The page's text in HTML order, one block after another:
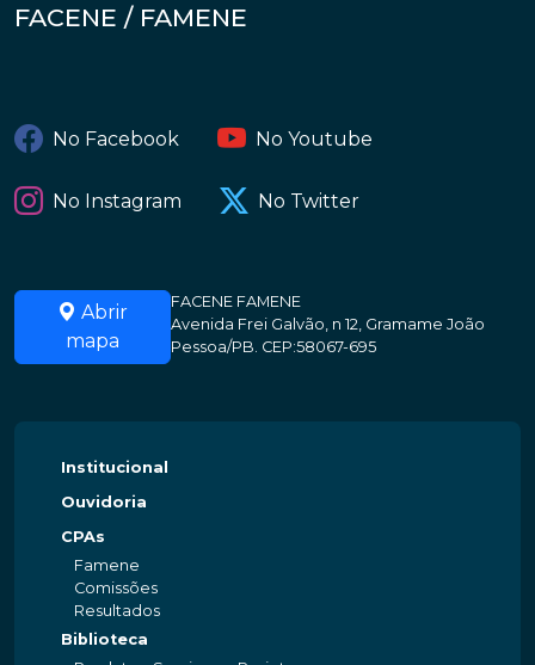
FACENE / FAMENE
No Facebook No Youtube
No Instagram No Twitter
Abrir
mapa
FACENE FAMENE
Avenida Frei Galvão, n 12, Gramame João
Pessoa/PB. CEP:58067-695
Institucional
Ouvidoria
CPAs
Famene
Comissões
Resultados
Biblioteca